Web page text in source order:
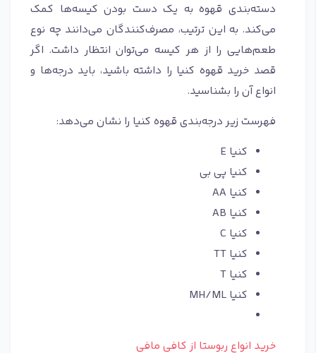
دسته‌بندی قهوه به یک دست بودن کیسه‌ها کمک
می‌کند. به این ترتیب، مصرف‌کنندگان می‌دانند چه نوع
طعم‌هایی را از هر کیسه می‌توان انتظار داشت. اگر
قصد خرید قهوه کنیا را داشته باشید، باید درجه‌ها و
انواع آن را بشناسید.
فهرست زیر درجه‌بندی قهوه کنیا را نشان می‌دهد:
کنیا E
کنیا پی بی
کنیا AA
کنیا AB
کنیا C
کنیا TT
کنیا T
کنیا MH/ML
خرید انواع ربوستا از کافی مافی